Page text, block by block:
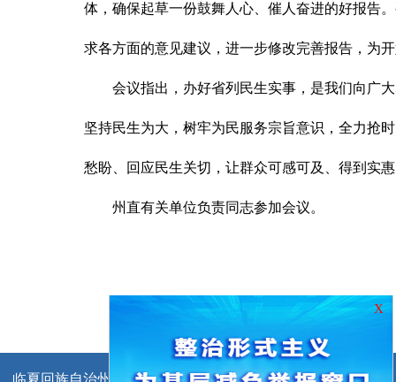
体，确保起草一份鼓舞人心、催人奋进的好报告
求各方面的意见建议，进一步修改完善报告，为
会议指出，办好省列民生实事，是我们向广
坚持民生为大，树牢为民服务宗旨意识，全力抢
愁盼、回应民生关切，让群众可感可及、得到实
州直有关单位负责同志参加会议。
临夏回族自治州人民政府办公室主办 临夏回族自治州人民政
X